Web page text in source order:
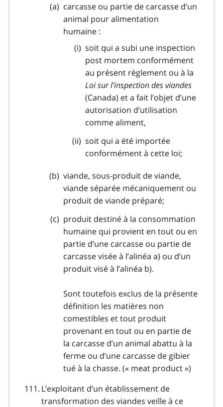
carcasse ou partie de carcasse d’un
animal pour alimentation
humaine :
soit qui a subi une inspection
post mortem conformément
au présent règlement ou à la
Loi sur l’inspection des viandes
(Canada) et a fait l’objet d’une
autorisation d’utilisation
comme aliment,
soit qui a été importée
conformément à cette loi;
viande, sous-produit de viande,
viande séparée mécaniquement ou
produit de viande préparé;
produit destiné à la consommation
humaine qui provient en tout ou en
partie d’une carcasse ou partie de
carcasse visée à l’alinéa a) ou d’un
produit visé à l’alinéa b).
Sont toutefois exclus de la présente
définition les matières non
comestibles et tout produit
provenant en tout ou en partie de
la carcasse d’un animal abattu à la
ferme ou d’une carcasse de gibier
tué à la chasse. (« meat product»)
L’exploitant d’un établissement de
transformation des viandes veille à ce